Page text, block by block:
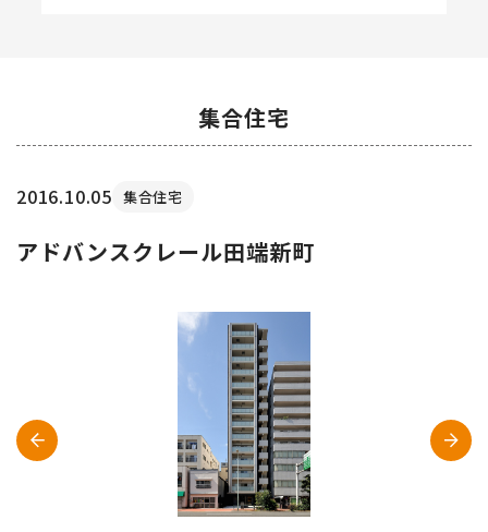
集合住宅
2016.10.05 集合住宅
アドバンスクレール田端新町